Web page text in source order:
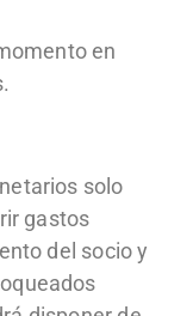
en
solo
gastos
del socio y